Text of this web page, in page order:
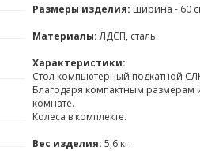
Размеры изделия: ширина - 60
Материалы:ЛДСП, сталь.
Характеристики:
Стол компьютерный подкатной
Благодаря компактным размерам
комнате.
Колеса в комплекте.
Вес изделия: 5,6 кг.